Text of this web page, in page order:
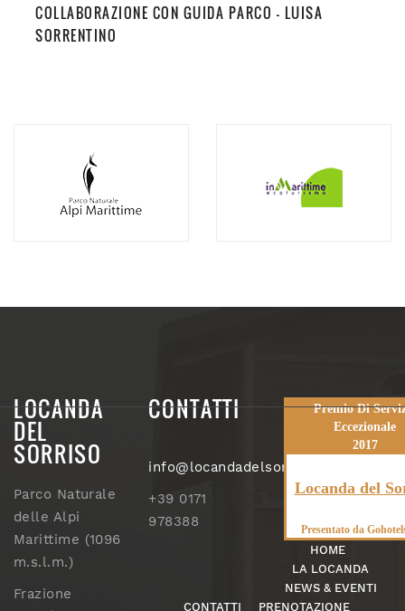
COLLABORAZIONE CON GUIDA PARCO – LUISA
SORRENTINO
LOCANDA
DEL
SORRISO
Parco Naturale
delle Alpi
Marittime (1096
m.s.l.m.)
Frazione
CONTATTI
info@locandadelsorriso.com
+39 0171
978388
Premio Di
Eccezionale
2017
Locanda del
Presentato da
HOME
LA LOCANDA
NEWS & EVENTI
CONTATTI
PRENOTAZIONE